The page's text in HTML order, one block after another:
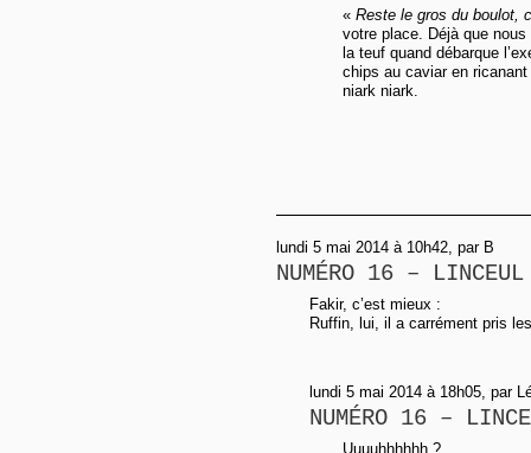
« Reste le gros du boulot,
votre place. Déjà que
la teuf quand débarque
chips au caviar en
niark niark.
lundi 5 mai 2014 à 10h42, par B
NUMÉRO 16 – LINCEUL
Fakir, c’est mieux :
Ruffin, lui, il a carrément pris
lundi 5 mai 2014 à 18h05, par
NUMÉRO 16 –
Uuuuhhhhhh ?